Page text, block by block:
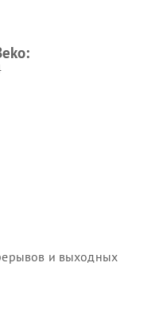
морозильных камер
и выходных